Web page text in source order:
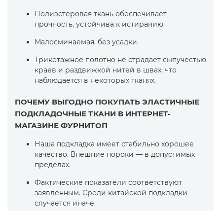
Полиэстеровая ткань обеспечивает
прочность, устойчива к истиранию.
Малосминаемая, без усадки.
Трикотажное полотно не страдает сыпучестью
краев и раздвижкой нитей в швах, что
наблюдается в некоторых тканях.
ПОЧЕМУ ВЫГОДНО ПОКУПАТЬ ЭЛАСТИЧНЫЕ
ПОДКЛАДОЧНЫЕ ТКАНИ В ИНТЕРНЕТ-
МАГАЗИНЕ ФУРНИТОП
Наша подкладка имеет стабильно хорошее
качество. Внешние пороки — в допустимых
пределах.
Фактические показатели соответствуют
заявленным. Среди китайской подкладки
случается иначе.